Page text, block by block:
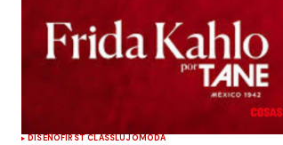
DISEÑOFIRST CLASSLUJOMODA